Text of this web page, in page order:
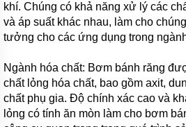
khí. Chúng có khả năng xử lý các
và áp suất khác nhau, làm cho
tưởng cho các ứng dụng trong
Ngành hóa chất: Bơm bánh răng
chất lỏng hóa chất, bao gồm axit,
chất phụ gia. Độ chính xác cao và
lỏng có tính ăn mòn làm cho bơm